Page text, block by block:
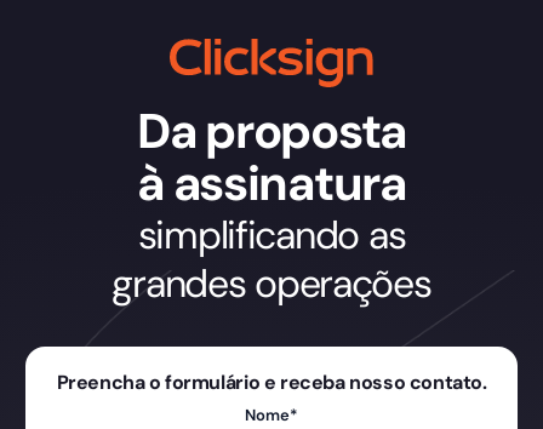
Da proposta
à assinatura
simplificando as
grandes operações
Preencha o formulário e receba nosso contato.
Nome*